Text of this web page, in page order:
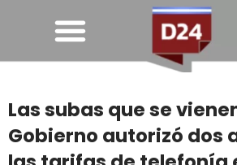
Las subas que se
Gobierno autorizó dos